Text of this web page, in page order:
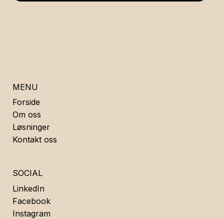
MENU
Forside
Om oss
Løsninger
Kontakt oss
SOCIAL
LinkedIn
Facebook
Instagram